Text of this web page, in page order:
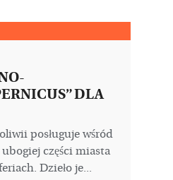
DLA
posługuje wśród
części miasta
Dzieło je...